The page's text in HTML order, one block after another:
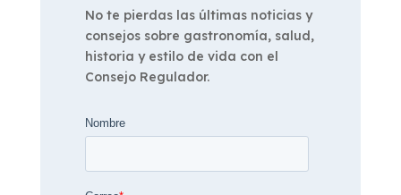
No te pierdas las últimas noticias y
consejos sobre gastronomía, salud,
historia y estilo de vida con el
Consejo Regulador.